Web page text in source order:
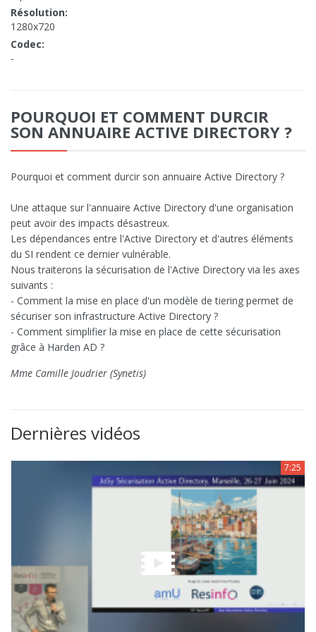
Résolution:
1280x720
Codec:
-
POURQUOI ET COMMENT DURCIR
SON ANNUAIRE ACTIVE DIRECTORY ?
Pourquoi et comment durcir son annuaire Active Directory ?
Une attaque sur l'annuaire Active Directory d'une organisation
peut avoir des impacts désastreux.
Les dépendances entre l'Active Directory et d'autres éléments
du SI rendent ce dernier vulnérable.
Nous traiterons la sécurisation de l'Active Directory via les axes
suivants :
- Comment la mise en place d'un modèle de tiering permet de
sécuriser son infrastructure Active Directory ?
- Comment simplifier la mise en place de cette sécurisation
grâce à Harden AD ?
Mme Camille Joudrier (Synetis)
Dernières vidéos
7:25